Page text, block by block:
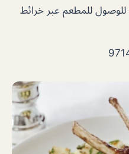
للوصول للمطعم عبر خرائط